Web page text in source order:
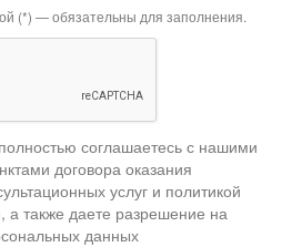
(*) — обязательны для заполнения.
соглашаетесь с нашими
договора оказания
услуг и политикой
а также даете разрешение на
данных